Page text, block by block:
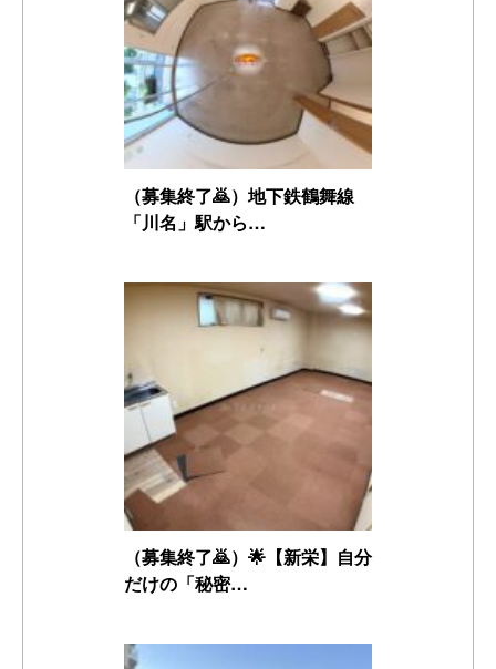
（募集終了🙇）地下鉄鶴舞線
「川名」駅から…
（募集終了🙇）🌟【新栄】自分
だけの「秘密…